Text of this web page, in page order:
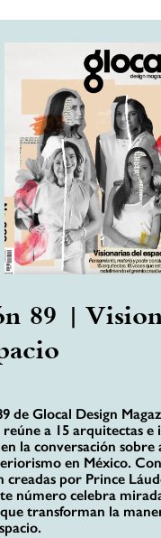
89 |
de Glocal Design
reúne a 15 arquitectas
la conversación
en México.
creadas por Prince
número celebra
transforman la